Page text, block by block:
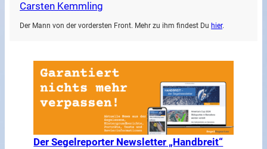
Carsten Kemmling
Der Mann von der vordersten Front. Mehr zu ihm findest Du hier.
Der Segelreporter Newsletter „Handbreit“